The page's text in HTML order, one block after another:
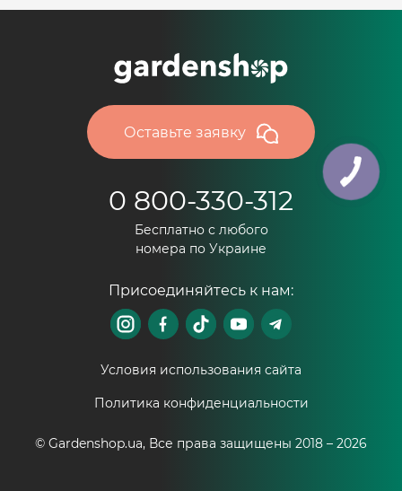
Оставьте заявку
0 800-330-312
Бесплатно с любого
номера по Украине
Присоединяйтесь к нам:
Условия использования сайта
Политика конфиденциальности
© Gardenshop.ua, Все права защищены 2018 – 2026